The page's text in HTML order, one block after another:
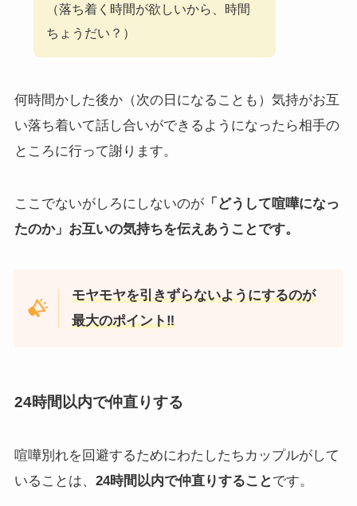
（落ち着く時間が欲しいから、時間
ちょうだい？）
何時間かした後か（次の日になることも）気持がお互
い落ち着いて話し合いができるようになったら相手の
ところに行って謝ります。
ここでないがしろにしないのが「どうして喧嘩になっ
たのか」お互いの気持ちを伝えあうことです。
モヤモヤを引きずらないようにするのが
最大のポイント‼
24時間以内で仲直りする
喧嘩別れを回避するためにわたしたちカップルがして
いることは、 24時間以内で仲直りすること です。